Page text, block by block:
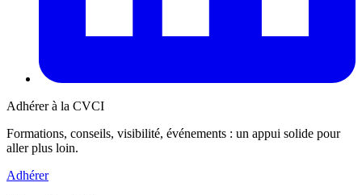
Adhérer à la CVCI
Formations, conseils, visibilité, événements : un appui solide pour
aller plus loin.
Adhérer